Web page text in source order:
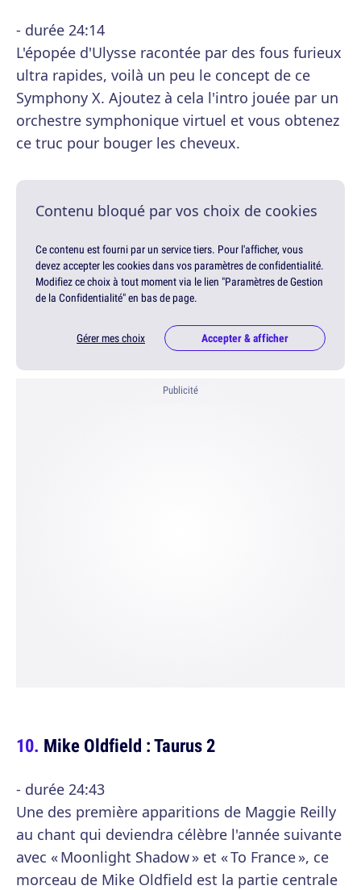
- durée 24:14
L'épopée d'Ulysse racontée par des fous furieux
ultra rapides, voilà un peu le concept de ce
Symphony X. Ajoutez à cela l'intro jouée par un
orchestre symphonique virtuel et vous obtenez
ce truc pour bouger les cheveux.
Contenu bloqué par vos choix de cookies
Ce contenu est fourni par un service tiers. Pour l'afficher, vous
devez accepter les cookies dans vos paramètres de confidentialité.
Modifiez ce choix à tout moment via le lien "Paramètres de Gestion
de la Confidentialité" en bas de page.
Gérer mes choix Accepter & afficher
Publicité
Mike Oldfield : Taurus 2
- durée 24:43
Une des première apparitions de Maggie Reilly
au chant qui deviendra célèbre l'année suivante
avec « Moonlight Shadow » et « To France », ce
morceau de Mike Oldfield est la partie centrale